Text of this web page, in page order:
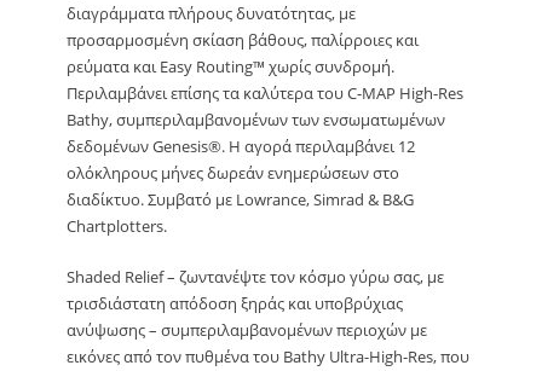
διαγράμματα πλήρους δυνατότητας, με
προσαρμοσμένη σκίαση βάθους, παλίρροιες και
ρεύματα και Easy Routing™ χωρίς συνδρομή.
Περιλαμβάνει επίσης τα καλύτερα του C-MAP High-Res
Bathy, συμπεριλαμβανομένων των ενσωματωμένων
δεδομένων Genesis®. Η αγορά περιλαμβάνει 12
ολόκληρους μήνες δωρεάν ενημερώσεων στο
διαδίκτυο. Συμβατό με Lowrance, Simrad & B&G
Chartplotters.
Shaded Relief – ζωντανέψτε τον κόσμο γύρω σας, με
τρισδιάστατη απόδοση ξηράς και υποβρύχιας
ανύψωσης – συμπεριλαμβανομένων περιοχών με
εικόνες από τον πυθμένα του Bathy Ultra-High-Res, που